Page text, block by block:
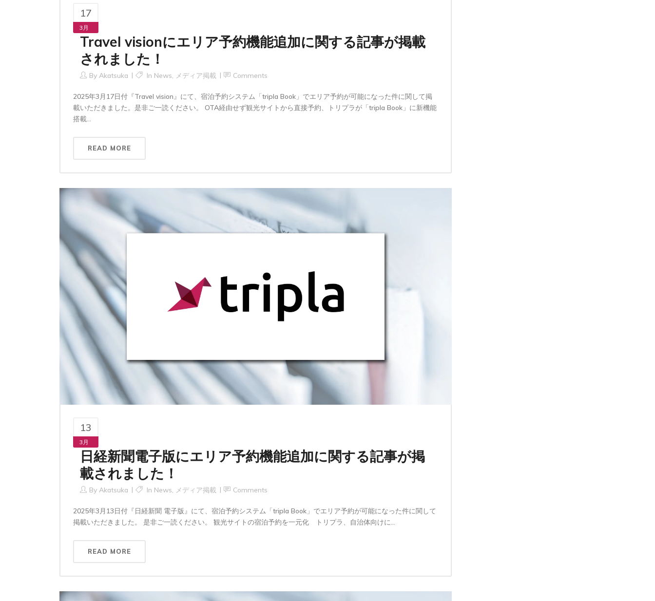
17
3月
Travel visionにエリア予約機能追加に関する記事が掲載
されました！
By Akatsuka In News, メディア掲載 Comments
2025年3月17日付『Travel vision』にて、宿泊予約システム「tripla Book」でエリア予約が可能になった件に関して掲
載いただきました。是非ご一読ください。 OTA経由せず観光サイトから直接予約、トリプラが「tripla Book」に新機能
搭載...
READ MORE
13
3月
日経新聞電子版にエリア予約機能追加に関する記事が掲
載されました！
By Akatsuka In News, メディア掲載 Comments
2025年3月13日付『日経新聞 電子版』にて、宿泊予約システム「tripla Book」でエリア予約が可能になった件に関して
掲載いただきました。 是非ご一読ください。 観光サイトの宿泊予約を一元化 トリプラ、自治体向けに...
READ MORE